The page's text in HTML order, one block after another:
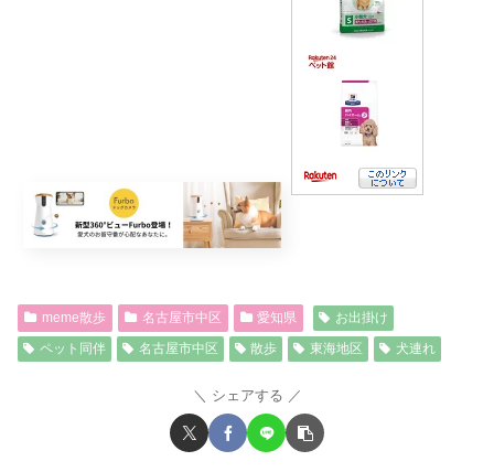
meme散歩 名古屋市中区 愛知県
お出掛け
ペット同伴
名古屋市中区 散歩 東海地区 犬連れ
シェアする